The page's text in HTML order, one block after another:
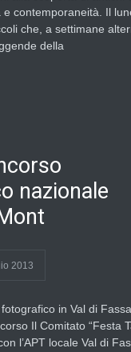
e contemporaneità. Il
che, a settimane
della
nazionale
2013
in Val di
Il Comitato “Festa
l’APT locale Val di